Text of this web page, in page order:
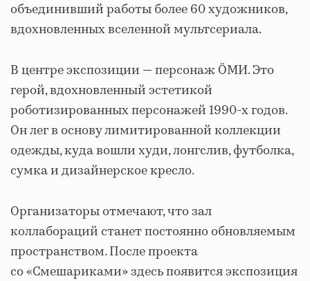
объединивший работы более 60 художников,
вдохновленных вселенной мультсериала.
В центре экспозиции — персонаж ÖМИ. Это
герой, вдохновленный эстетикой
роботизированных персонажей 1990-х годов.
Он лег в основу лимитированной коллекции
одежды, куда вошли худи, лонгслив, футболка,
сумка и дизайнерское кресло.
Организаторы отмечают, что зал
коллабораций станет постоянно обновляемым
пространством. После проекта
со «Смешариками» здесь появится экспозиция